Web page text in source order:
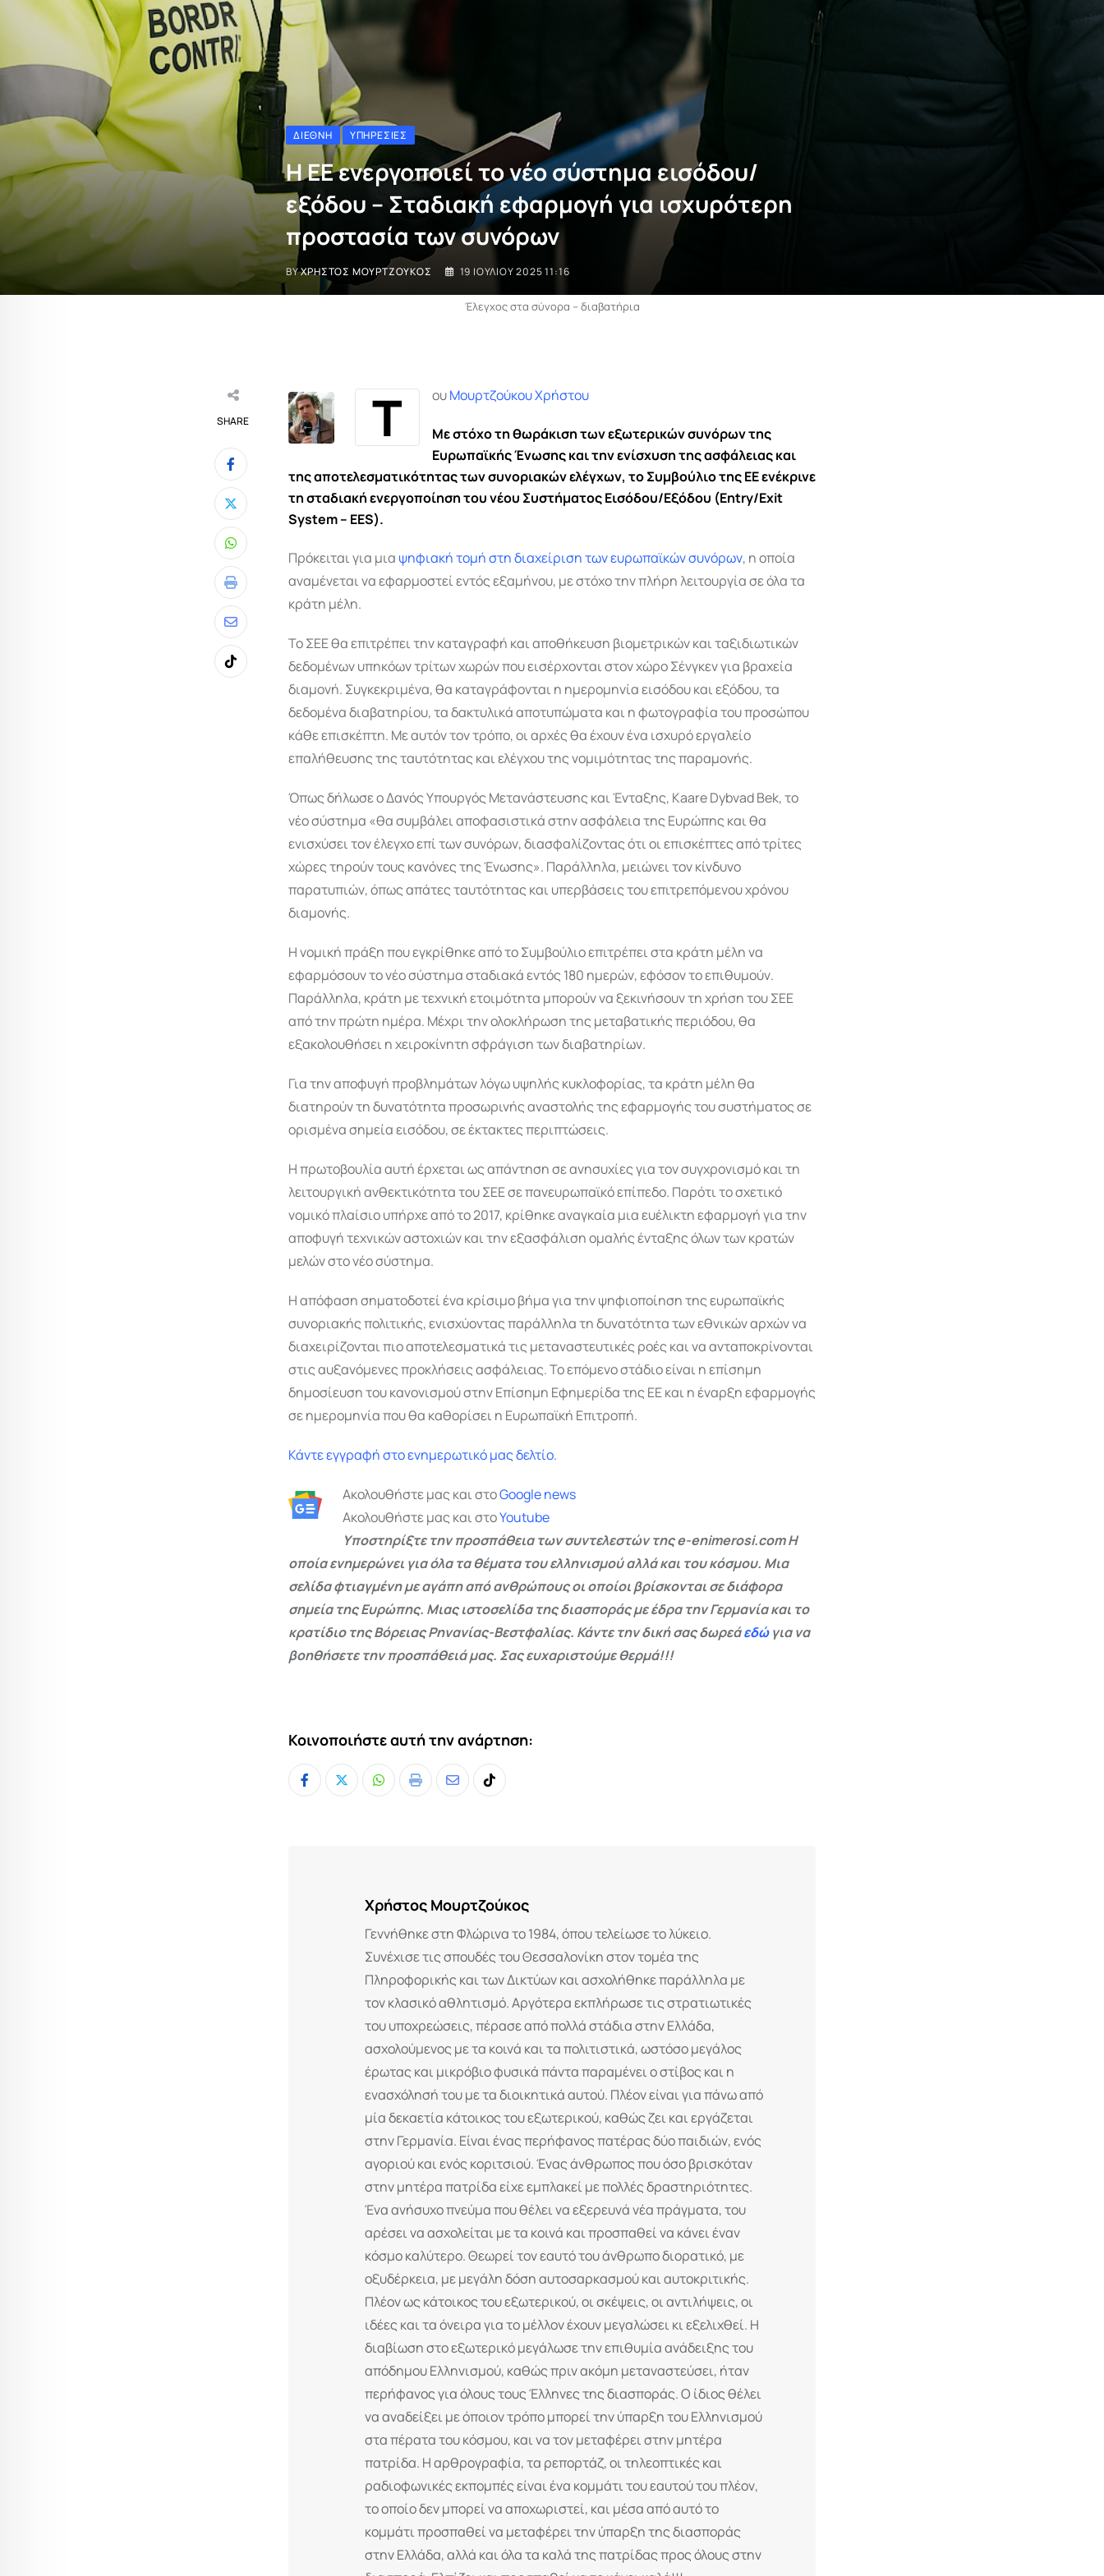
ΔΙΕΘΝΉ ΥΠΗΡΕΣΊΕΣ
Η ΕΕ ενεργοποιεί το νέο σύστημα εισόδου/
εξόδου – Σταδιακή εφαρμογή για ισχυρότερη
προστασία των συνόρων
BYΧΡΉΣΤΟΣ ΜΟΥΡΤΖΟΎΚΟΣ 19 ΙΟΥΛΊΟΥ 2025 11:16
Έλεγχος στα σύνορα – διαβατήρια
SHARE
Whatsapp
Print
Share
via
Email
Tiktok
Τ ουΜουρτζούκου Χρήστου
Με στόχο τη θωράκιση των εξωτερικών συνόρων της
Ευρωπαϊκής Ένωσης και την ενίσχυση της ασφάλειας και
της αποτελεσματικότητας των συνοριακών ελέγχων, το Συμβούλιο της ΕΕ ενέκρινε
τη σταδιακή ενεργοποίηση του νέου Συστήματος Εισόδου/Εξόδου (Entry/Exit
System – EES).
Πρόκειται για μια ψηφιακή τομή στη διαχείριση των ευρωπαϊκών συνόρων, η οποία
αναμένεται να εφαρμοστεί εντός εξαμήνου, με στόχο την πλήρη λειτουργία σε όλα τα
κράτη μέλη.
Το ΣΕΕ θα επιτρέπει την καταγραφή και αποθήκευση βιομετρικών και ταξιδιωτικών
δεδομένων υπηκόων τρίτων χωρών που εισέρχονται στον χώρο Σένγκεν για βραχεία
διαμονή. Συγκεκριμένα, θα καταγράφονται η ημερομηνία εισόδου και εξόδου, τα
δεδομένα διαβατηρίου, τα δακτυλικά αποτυπώματα και η φωτογραφία του προσώπου
κάθε επισκέπτη. Με αυτόν τον τρόπο, οι αρχές θα έχουν ένα ισχυρό εργαλείο
επαλήθευσης της ταυτότητας και ελέγχου της νομιμότητας της παραμονής.
Όπως δήλωσε ο Δανός Υπουργός Μετανάστευσης και Ένταξης, Kaare Dybvad Bek, το
νέο σύστημα «θα συμβάλει αποφασιστικά στην ασφάλεια της Ευρώπης και θα
ενισχύσει τον έλεγχο επί των συνόρων, διασφαλίζοντας ότι οι επισκέπτες από τρίτες
χώρες τηρούν τους κανόνες της Ένωσης». Παράλληλα, μειώνει τον κίνδυνο
παρατυπιών, όπως απάτες ταυτότητας και υπερβάσεις του επιτρεπόμενου χρόνου
διαμονής.
Η νομική πράξη που εγκρίθηκε από το Συμβούλιο επιτρέπει στα κράτη μέλη να
εφαρμόσουν το νέο σύστημα σταδιακά εντός 180 ημερών, εφόσον το επιθυμούν.
Παράλληλα, κράτη με τεχνική ετοιμότητα μπορούν να ξεκινήσουν τη χρήση του ΣΕΕ
από την πρώτη ημέρα. Μέχρι την ολοκλήρωση της μεταβατικής περιόδου, θα
εξακολουθήσει η χειροκίνητη σφράγιση των διαβατηρίων.
Για την αποφυγή προβλημάτων λόγω υψηλής κυκλοφορίας, τα κράτη μέλη θα
διατηρούν τη δυνατότητα προσωρινής αναστολής της εφαρμογής του συστήματος σε
ορισμένα σημεία εισόδου, σε έκτακτες περιπτώσεις.
Η πρωτοβουλία αυτή έρχεται ως απάντηση σε ανησυχίες για τον συγχρονισμό και τη
λειτουργική ανθεκτικότητα του ΣΕΕ σε πανευρωπαϊκό επίπεδο. Παρότι το σχετικό
νομικό πλαίσιο υπήρχε από το 2017, κρίθηκε αναγκαία μια ευέλικτη εφαρμογή για την
αποφυγή τεχνικών αστοχιών και την εξασφάλιση ομαλής ένταξης όλων των κρατών
μελών στο νέο σύστημα.
Η απόφαση σηματοδοτεί ένα κρίσιμο βήμα για την ψηφιοποίηση της ευρωπαϊκής
συνοριακής πολιτικής, ενισχύοντας παράλληλα τη δυνατότητα των εθνικών αρχών να
διαχειρίζονται πιο αποτελεσματικά τις μεταναστευτικές ροές και να ανταποκρίνονται
στις αυξανόμενες προκλήσεις ασφάλειας. Το επόμενο στάδιο είναι η επίσημη
δημοσίευση του κανονισμού στην Επίσημη Εφημερίδα της ΕΕ και η έναρξη εφαρμογής
σε ημερομηνία που θα καθορίσει η Ευρωπαϊκή Επιτροπή.
Κάντε εγγραφή στο ενημερωτικό μας δελτίο.
Ακολουθήστε μας και στοGooglenews
Ακολουθήστε μας και στοYoutube
Υποστηρίξτε την προσπάθεια των συντελεστών της e-enimerosi.com Η
οποία ενημερώνει για όλα τα θέματα του ελληνισμού αλλά και του κόσμου. Μια
σελίδα φτιαγμένη με αγάπη από ανθρώπους οι οποίοι βρίσκονται σε διάφορα
σημεία της Ευρώπης. Μιας ιστοσελίδα της διασποράς με έδρα την Γερμανία και το
κρατίδιο της Βόρειας Ρηνανίας-Βεστφαλίας. Κάντε την δική σας δωρεάεδώγια να
βοηθήσετε την προσπάθειά μας. Σας ευχαριστούμε θερμά!!!
Κοινοποιήστε αυτή την ανάρτηση:
Whatsapp
Print
ShareTiktok
Χρήστος Μουρτζούκος
Γεννήθηκε στη Φλώρινα το 1984, όπου τελείωσε το λύκειο.
Συνέχισε τις σπουδές του Θεσσαλονίκη στον τομέα της
Πληροφορικής και των Δικτύων και ασχολήθηκε παράλληλα με
τον κλασικό αθλητισμό. Αργότερα εκπλήρωσε τις στρατιωτικές
του υποχρεώσεις, πέρασε από πολλά στάδια στην Ελλάδα,
ασχολούμενος με τα κοινά και τα πολιτιστικά, ωστόσο μεγάλος
έρωτας και μικρόβιο φυσικά πάντα παραμένει ο στίβος και η
ενασχόλησή του με τα διοικητικά αυτού. Πλέον είναι για πάνω από
μία δεκαετία κάτοικος του εξωτερικού, καθώς ζει και εργάζεται
στην Γερμανία. Είναι ένας περήφανος πατέρας δύο παιδιών, ενός
αγοριού και ενός κοριτσιού. Ένας άνθρωπος που όσο βρισκόταν
στην μητέρα πατρίδα είχε εμπλακεί με πολλές δραστηριότητες.
Ένα ανήσυχο πνεύμα που θέλει να εξερευνά νέα πράγματα, του
αρέσει να ασχολείται με τα κοινά και προσπαθεί να κάνει έναν
κόσμο καλύτερο. Θεωρεί τον εαυτό του άνθρωπο διορατικό, με
οξυδέρκεια, με μεγάλη δόση αυτοσαρκασμού και αυτοκριτικής.
Πλέον ως κάτοικος του εξωτερικού, οι σκέψεις, οι αντιλήψεις, οι
ιδέες και τα όνειρα για το μέλλον έχουν μεγαλώσει κι εξελιχθεί. Η
διαβίωση στο εξωτερικό μεγάλωσε την επιθυμία ανάδειξης του
απόδημου Ελληνισμού, καθώς πριν ακόμη μεταναστεύσει, ήταν
περήφανος για όλους τους Έλληνες της διασποράς. Ο ίδιος θέλει
να αναδείξει με όποιον τρόπο μπορεί την ύπαρξη του Ελληνισμού
στα πέρατα του κόσμου, και να τον μεταφέρει στην μητέρα
πατρίδα. Η αρθρογραφία, τα ρεπορτάζ, οι τηλεοπτικές και
ραδιοφωνικές εκπομπές είναι ένα κομμάτι του εαυτού του πλέον,
το οποίο δεν μπορεί να αποχωριστεί, και μέσα από αυτό το
κομμάτι προσπαθεί να μεταφέρει την ύπαρξη της διασποράς
στην Ελλάδα, αλλά και όλα τα καλά της πατρίδας προς όλους στην